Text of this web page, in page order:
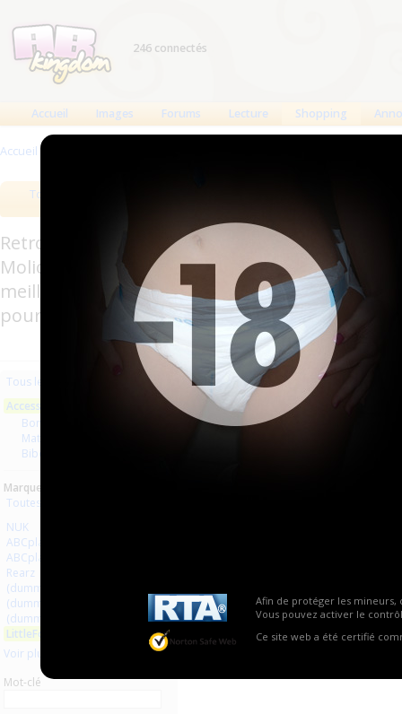
Afin de protéger les mineurs,
Vous pouvez activer le
Ce site web a été certifié
246 connectés
Accueil Images Forums Lecture Shopping
Accueil >
Tous les produits
Retrouverez sur cette page les meilleures
Molicare, Comficare, Confiance, Depend,
meilleurs produits aussi bien pour les
pour l'incontinence.
Tous les produits
Accessoires
Bondage
Matériel médical
Biberons Tétines
Marques :
Toutes les marques
NUK
ABCplaisir.com
ABCplaisir
Rearz
(dummy bondage)
(dummy pacifiers)
(dummy medical equipment)
LittleForBig
Voir plus
Mot-clé
Les plus récents Trier par nom
Aucun produit trouvé.